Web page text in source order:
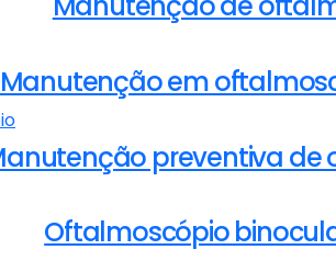
Manutenção em
preventiva de
Oftalmoscópio